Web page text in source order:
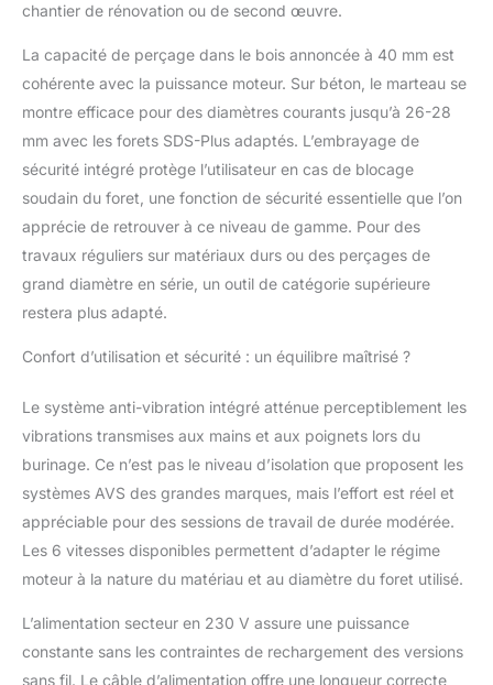
protège l’utilisateur et le
blocage. Le système de
refroidissement
amélioré évite la
surchauffe, tandis que
poussière prolonge
considérablement la
durée de vie de
l’appareil – idéal pour
une utilisation intensive
: Le perforateur
Plus est livré avec un
ensemble complet
comprenant :
adaptateur SDS-Plus,
mandrin, 3 forets SDS-
Plus, burin plat, burin
pointu, balais de
charbon, butée de
poussière, graisse, clé,
coffret de transport et
chantier de rénovation ou de second œuvre.
La capacité de perçage dans le bois annoncée à 40 mm est
cohérente avec la puissance moteur. Sur béton, le marteau se
montre efficace pour des diamètres courants jusqu’à 26-28
mm avec les forets SDS-Plus adaptés. L’embrayage de
sécurité intégré protège l’utilisateur en cas de blocage
soudain du foret, une fonction de sécurité essentielle que l’on
apprécie de retrouver à ce niveau de gamme. Pour des
travaux réguliers sur matériaux durs ou des perçages de
grand diamètre en série, un outil de catégorie supérieure
restera plus adapté.
Confort d’utilisation et sécurité : un équilibre maîtrisé ?
Le système anti-vibration intégré atténue perceptiblement les
vibrations transmises aux mains et aux poignets lors du
burinage. Ce n’est pas le niveau d’isolation que proposent les
systèmes AVS des grandes marques, mais l’effort est réel et
appréciable pour des sessions de travail de durée modérée.
Les 6 vitesses disponibles permettent d’adapter le régime
moteur à la nature du matériau et au diamètre du foret utilisé.
L’alimentation secteur en 230 V assure une puissance
constante sans les contraintes de rechargement des versions
sans fil. Le câble d’alimentation offre une longueur correcte